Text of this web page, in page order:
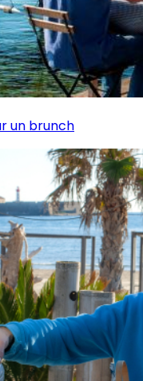
un brunch